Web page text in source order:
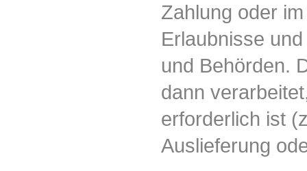
Zahlung oder
Erlaubnisse
und Behörden.
dann
erforderlich ist
Auslieferung